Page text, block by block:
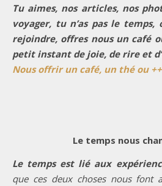
Tu aimes, nos articles, nos
voyager, tu n’as pas le temps,
rejoindre, offres nous un café
petit instant de joie, de rire et
Nous offrir un café, un thé ou
Le temps nous
Le temps est lié aux
que ces deux choses nous font